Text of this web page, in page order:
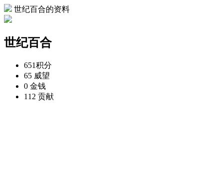
世纪百合的资料
世纪百合
651积分
65 威望
0 金钱
112 贡献